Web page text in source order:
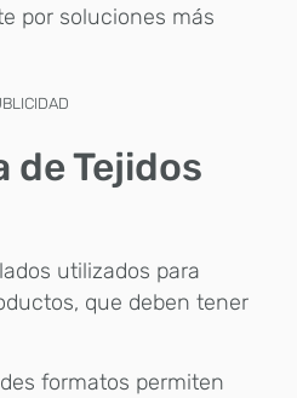
por soluciones más
de Tejidos
utilizados para
que deben tener
formatos permiten